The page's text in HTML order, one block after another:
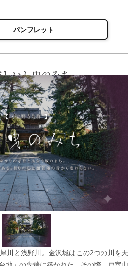
パンフレット
いし曳のみち
川と浅野川。金沢城はこの2つの川を天
地」の先端に築かれた。その際、戸室山